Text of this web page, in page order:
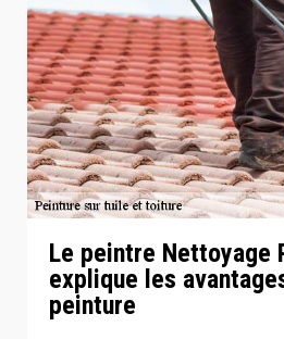
Le peintre Nettoyage
explique les
peinture